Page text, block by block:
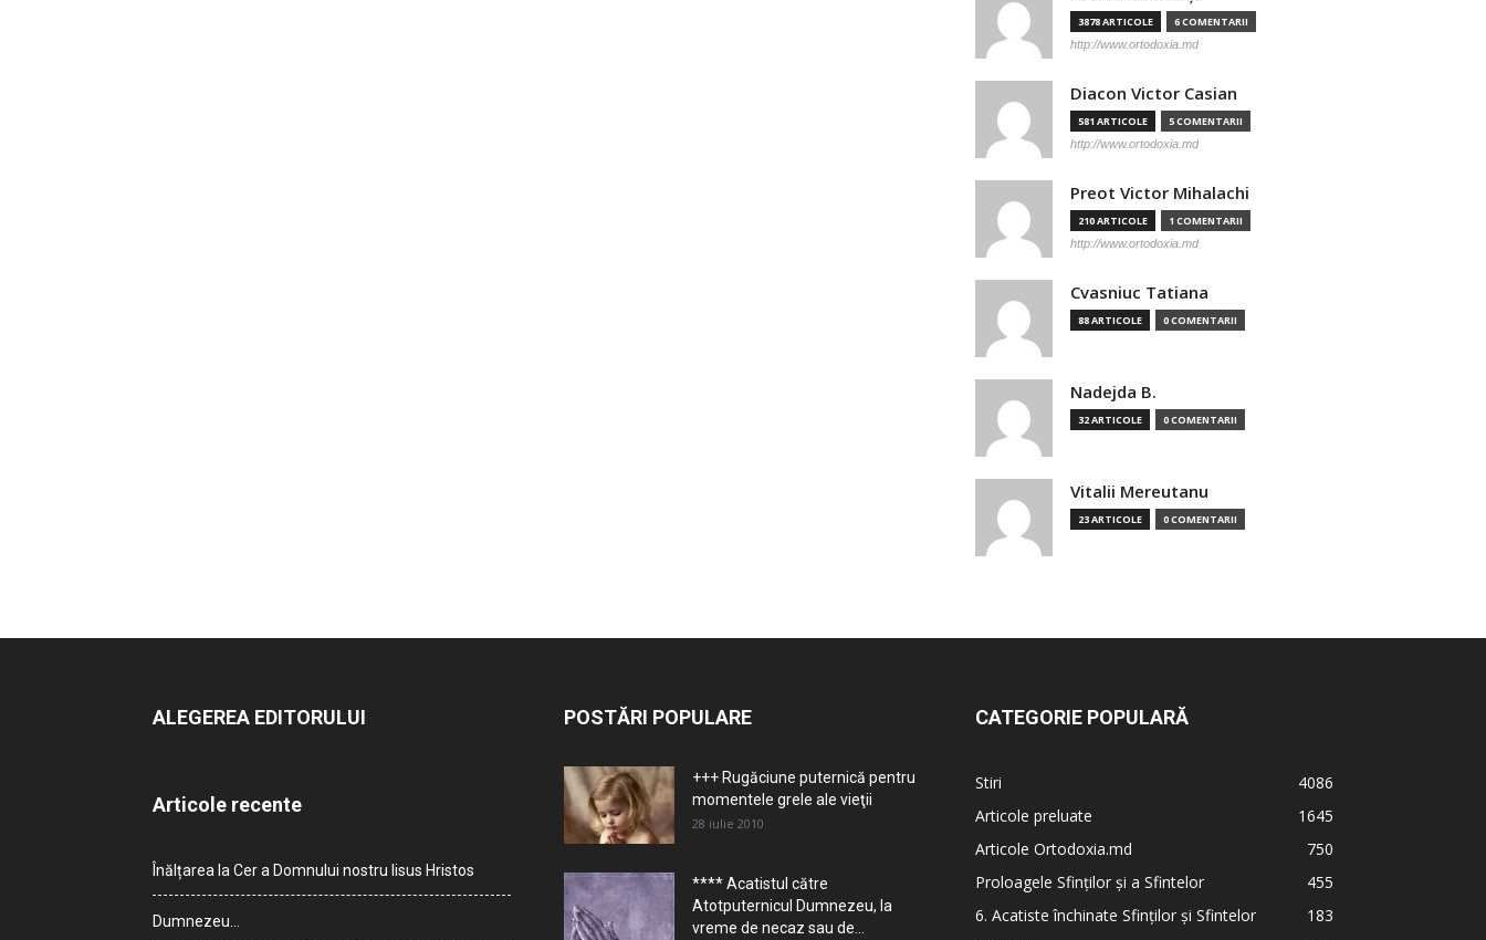
3878 ARTICOLE 6 COMENTARII
http://www.ortodoxia.md
Diacon Victor Casian
581 ARTICOLE 5 COMENTARII
http://www.ortodoxia.md
Preot Victor Mihalachi
210 ARTICOLE 1 COMENTARII
http://www.ortodoxia.md
Cvasniuc Tatiana
88 ARTICOLE 0 COMENTARII
Nadejda B.
32 ARTICOLE 0 COMENTARII
Vitalii Mereutanu
23 ARTICOLE 0 COMENTARII
ALEGEREA EDITORULUI
Articole recente
Înălțarea la Cer a Domnului nostru Iisus Hristos
Dumnezeu…
POSTĂRI POPULARE
+++ Rugăciune puternică pentru
momentele grele ale vieţii
28 iulie 2010
**** Acatistul către
Atotputernicul Dumnezeu, la
vreme de necaz sau de...
CATEGORIE POPULARĂ
Stiri
4086
Articole preluate
1645
Articole Ortodoxia.md
750
Proloagele Sfinților și a Sfintelor
455
6. Acatiste închinate Sfinților și Sfintelor
183